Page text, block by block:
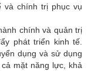
và chính trị phục vụ
chính và quản trị
phát triển kinh tế.
dụng và sử dụng
mặt năng lực, khả